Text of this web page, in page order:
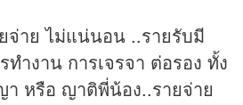
จ่าย ไม่แน่นอน ..รายรับมี
ำงาน การเจรจา ต่อรอง ทั้ง
หรือ ญาติพี่น้อง..รายจ่าย